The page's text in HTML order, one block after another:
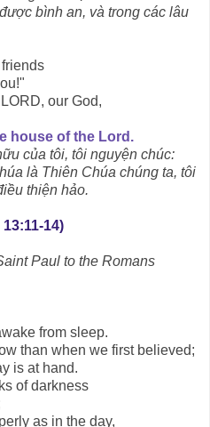
bình an, và trong các lâu
our God,
house of the Lord.
của tôi, tôi nguyện chúc:
là Thiên Chúa chúng ta, tôi
thiện hảo.
14)
Paul to the Romans
from sleep.
than when we first believed;
is at hand.
of darkness
as in the day,